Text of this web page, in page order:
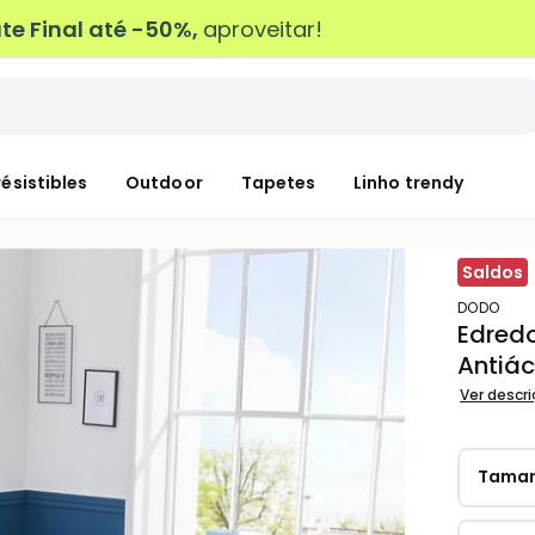
Final até -50%, aproveitar!
Outdoor Tapetes Linho trendy
Saldos
DODO
Ver